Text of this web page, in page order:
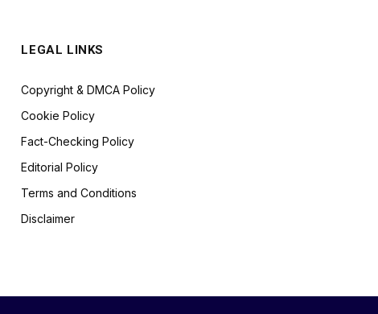
LEGAL LINKS
Copyright & DMCA Policy
Cookie Policy
Fact-Checking Policy
Editorial Policy
Terms and Conditions
Disclaimer